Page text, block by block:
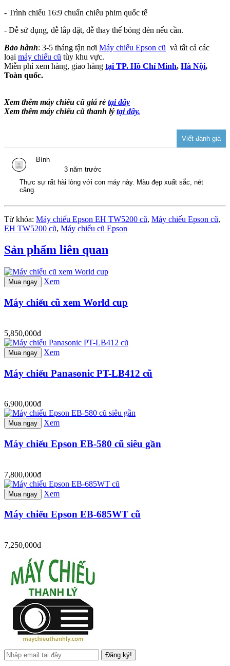
- Trình chiếu 16:9 chuẩn chiếu phim quốc tế
- Dễ sử dụng, dễ lắp đặt, dễ thay thế bóng đèn nếu cần.
Bảo hành: 3-5 tháng tận nơi Máy chiếu Epson cũ và tất cả các
loại máy chiếu cũ tùy khu vực.
Miễn phí xem hàng, giao hàng tại TP. Hồ Chí Minh, Hà Nội,
Toàn quốc.
Xem thêm máy chiếu cũ giá rẻ tại đây
Xem thêm máy chiếu cũ thanh lý tại đây.
Bình
3 năm trước
Thực sự rất hài lòng với con máy này. Màu đẹp xuất sắc, nét
căng.
Từ khóa: Máy chiếu Epson EH TW5200 cũ, Máy chiếu Epson cũ,
EH TW5200 cũ, Máy chiếu cũ Epson
Sản phẩm liên quan
Mua ngay Xem
Máy chiếu cũ xem World cup
5,850,000đ
Mua ngay Xem
Máy chiếu Panasonic PT-LB412 cũ
6,900,000đ
Mua ngay Xem
Máy chiếu Epson EB-580 cũ siêu gần
7,800,000đ
Mua ngay Xem
Máy chiếu Epson EB-685WT cũ
7,250,000đ
Đăng ký!